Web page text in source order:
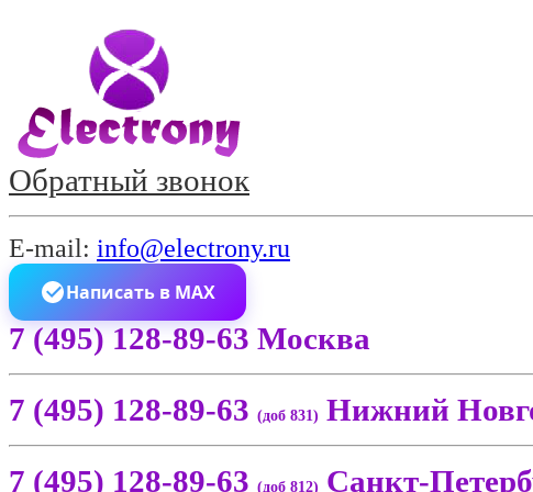
Обратный звонок
E-mail: info@electrony.ru
Написать в MAX
7 (495) 128-89-63 Москва
7 (495) 128-89-63 (доб 831) Нижний
7 (495) 128-89-63 (доб 812) Санкт-